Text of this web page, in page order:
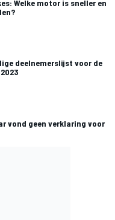
Welke motor is sneller en
deelnemerslijst voor de
vond geen verklaring voor